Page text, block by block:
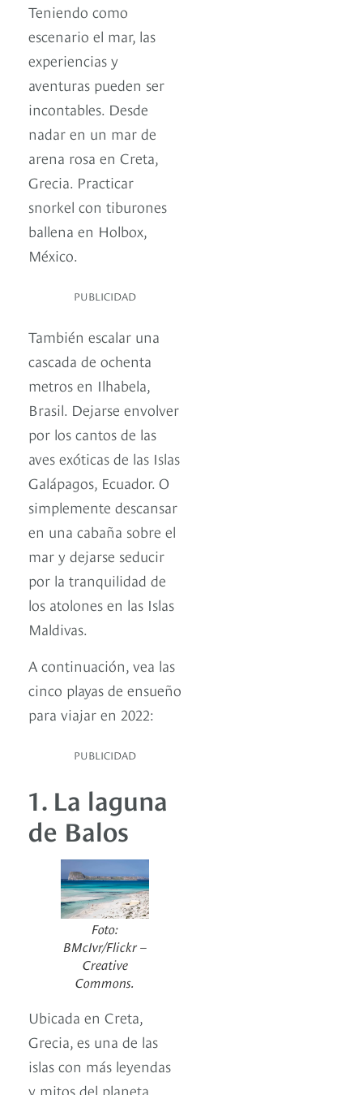
Teniendo como
escenario el mar, las
experiencias y
aventuras pueden ser
incontables. Desde
nadar en un mar de
arena rosa en Creta,
Grecia. Practicar
snorkel con tiburones
ballena en Holbox,
México.
PUBLICIDAD
También escalar una
cascada de ochenta
metros en Ilhabela,
Brasil. Dejarse envolver
por los cantos de las
aves exóticas de las Islas
Galápagos, Ecuador. O
simplemente descansar
en una cabaña sobre el
mar y dejarse seducir
por la tranquilidad de
los atolones en las Islas
Maldivas.
A continuación, vea las
cinco playas de ensueño
para viajar en 2022:
PUBLICIDAD
1. La laguna
de Balos
Foto:
BMcIvr/Flickr –
Creative
Commons.
Ubicada en Creta,
Grecia, es una de las
islas con más leyendas
y mitos del planeta